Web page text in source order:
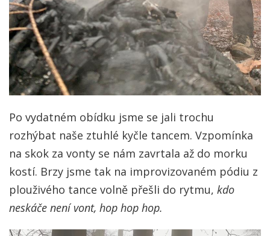
Po vydatném obídku jsme se jali trochu
rozhýbat naše ztuhlé kyčle tancem. Vzpomínka
na skok za vonty se nám zavrtala až do morku
kostí. Brzy jsme tak na improvizovaném pódiu z
plouživého tance volně přešli do rytmu, kdo
neskáče není vont, hop hop hop.